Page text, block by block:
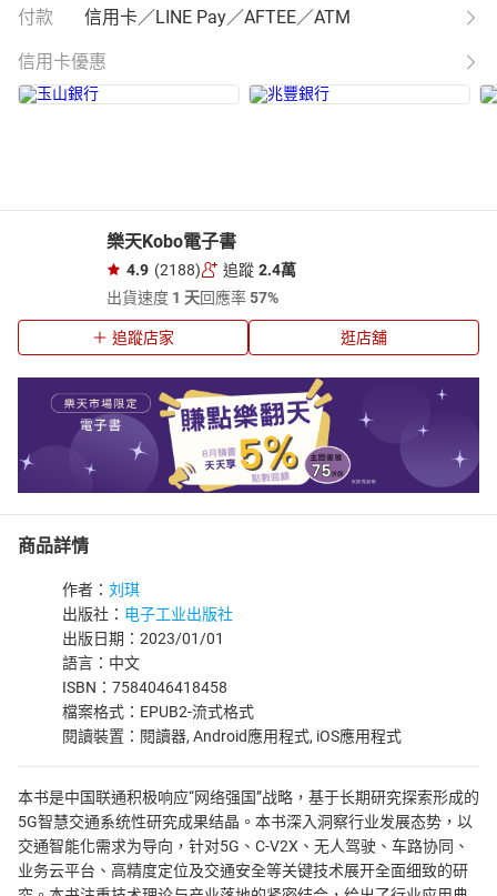
付款 信用卡／LINE Pay／AFTEE／ATM
信用卡優惠
樂天Kobo電子書
4.9 (2188) 追蹤 2.4萬
出貨速度 1 天回應率57%
追蹤店家 逛店舖
商品詳情
作者： 刘琪
出版社： 电子工业出版社
出版日期：2023/01/01
語言：中文
ISBN：7584046418458
檔案格式：EPUB2-流式格式
閱讀裝置：閱讀器, Android應用程式, iOS應用程式
本书是中国联通积极响应“网络强国”战略，基于长期研究探索形成的
5G智慧交通系统性研究成果结晶。本书深入洞察行业发展态势，以
交通智能化需求为导向，针对5G、C-V2X、无人驾驶、车路协同、
业务云平台、高精度定位及交通安全等关键技术展开全面细致的研